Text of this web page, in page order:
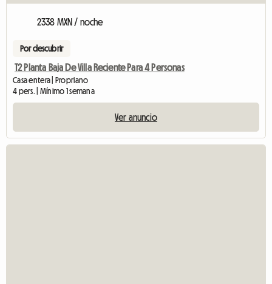
2338 MXN / noche
Por descubrir
T2 Planta Baja De Villa Reciente Para 4 Personas
Casa entera | Propriano
4 pers. | Mínimo 1 semana
Ver anuncio